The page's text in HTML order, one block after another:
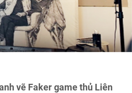
vẽ Faker game thủ Liên